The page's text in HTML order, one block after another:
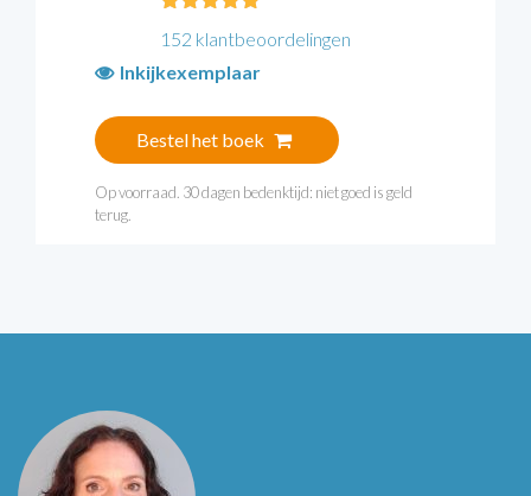
5
152 klantbeoordelingen
Inkijkexemplaar
Bestel het boek
Op voorraad. 30 dagen bedenktijd: niet goed is geld
terug.